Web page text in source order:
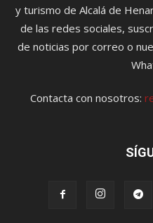
y turismo de Alcalá de
de las redes sociales,
de noticias por correo o
Contacta con nosotros: